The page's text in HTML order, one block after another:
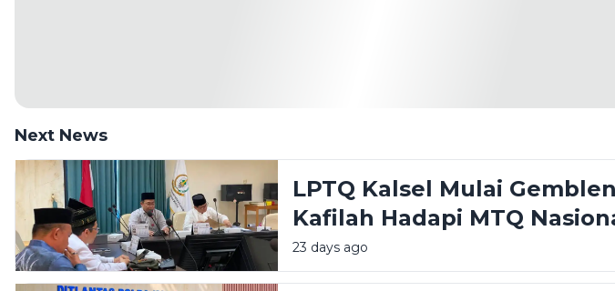
Next News
LPTQ Kalsel Mulai
Kafilah Hadapi MTQ
23 days ago